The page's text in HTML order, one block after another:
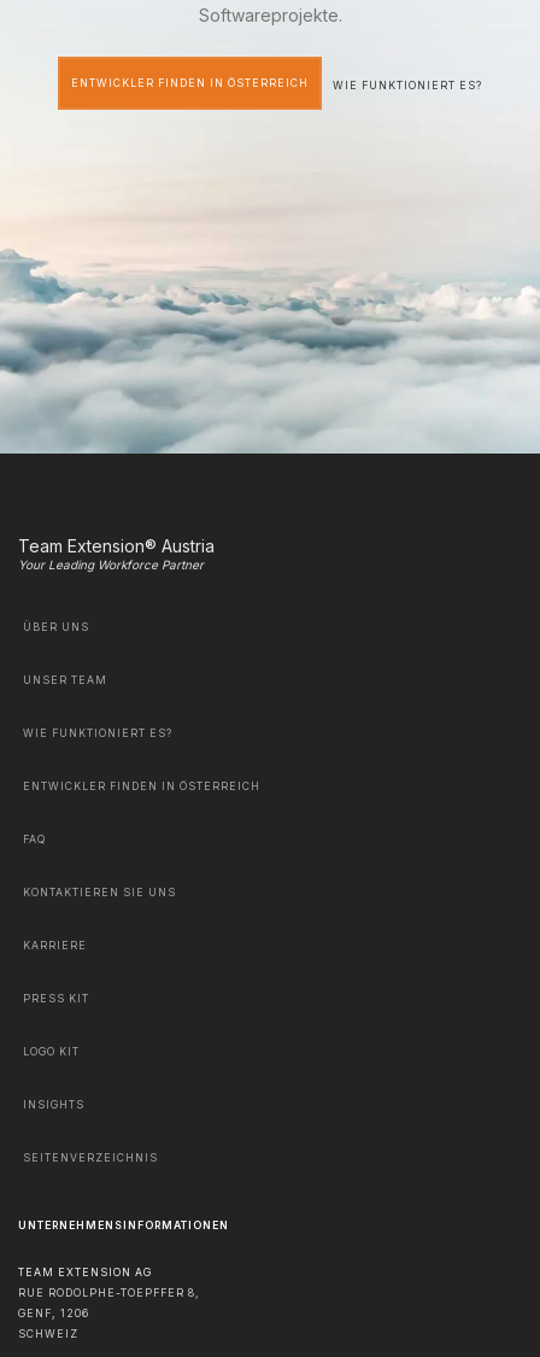
Softwareprojekte.
ENTWICKLER FINDEN IN ÖSTERREICH WIE FUNKTIONIERT ES?
Team Extension® Austria
Your Leading Workforce Partner
ÜBER UNS
UNSER TEAM
WIE FUNKTIONIERT ES?
ENTWICKLER FINDEN IN ÖSTERREICH
FAQ
KONTAKTIEREN SIE UNS
KARRIERE
PRESS KIT
LOGO KIT
INSIGHTS
SEITENVERZEICHNIS
UNTERNEHMENSINFORMATIONEN
TEAM EXTENSION AG
RUE RODOLPHE-TOEPFFER 8,
GENF, 1206
SCHWEIZ